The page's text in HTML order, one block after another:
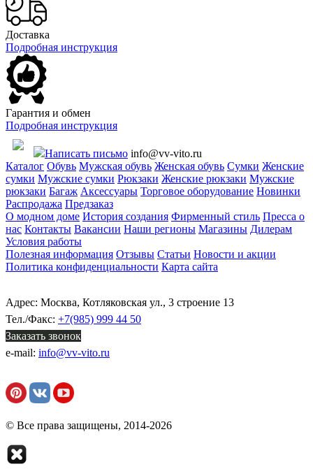
Доставка
Подробная инструкция
Гарантия и обмен
Подробная инструкция
Написать письмо info@vv-vito.ru
Каталог Обувь Мужская обувь Женская обувь Сумки Женские
сумки Мужские сумки Рюкзаки Женские рюкзаки Мужские
рюкзаки Багаж Аксессуары Торговое оборудование Новинки
Распродажа Предзаказ
О модном доме История создания Фирменный стиль Пресса о
нас Контакты Вакансии Наши регионы Магазины Дилерам
Условия работы
Полезная информация Отзывы Статьи Новости и акции
Политика конфиденциальности Карта сайта
Адрес: Москва, Котляковская ул., 3 строение 13
Тел./Факс: +7(985) 999 44 50
Заказать звонок
e-mail: info@vv-vito.ru
© Все права защищены, 2014-2026